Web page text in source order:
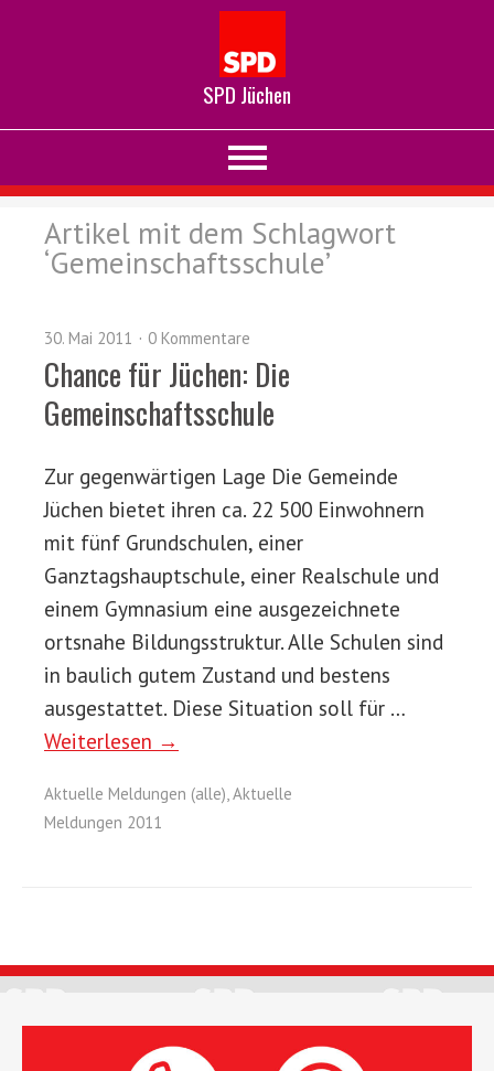
SPD Jüchen
Artikel mit dem Schlagwort
‘Gemeinschaftsschule’
30. Mai 2011 0 Kommentare
Chance für Jüchen: Die
Gemeinschaftsschule
Zur gegenwärtigen Lage Die Gemeinde
Jüchen bietet ihren ca. 22 500 Einwohnern
mit fünf Grundschulen, einer
Ganztagshauptschule, einer Realschule und
einem Gymnasium eine ausgezeichnete
ortsnahe Bildungsstruktur. Alle Schulen sind
in baulich gutem Zustand und bestens
ausgestattet. Diese Situation soll für …
Weiterlesen →
Aktuelle Meldungen (alle),Aktuelle
Meldungen 2011